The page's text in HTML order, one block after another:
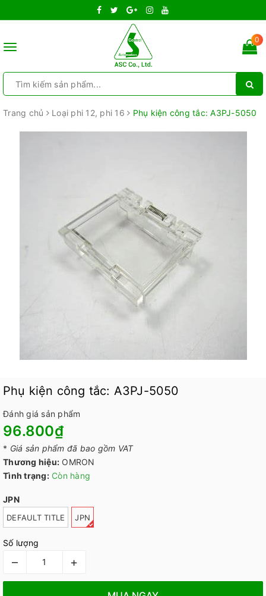
Toggle
0
Trang chủ Loại phi 12, phi 16 Phụ kiện công tắc: A3PJ-5050
Phụ kiện công tắc: A3PJ-5050
Đánh giá sản phẩm
96.800₫
* Giá sản phẩm đã bao gồm VAT
Thương hiệu: OMRON
Tình trạng: Còn hàng
JPN
DEFAULT TITLE JPN
Số lượng
– +